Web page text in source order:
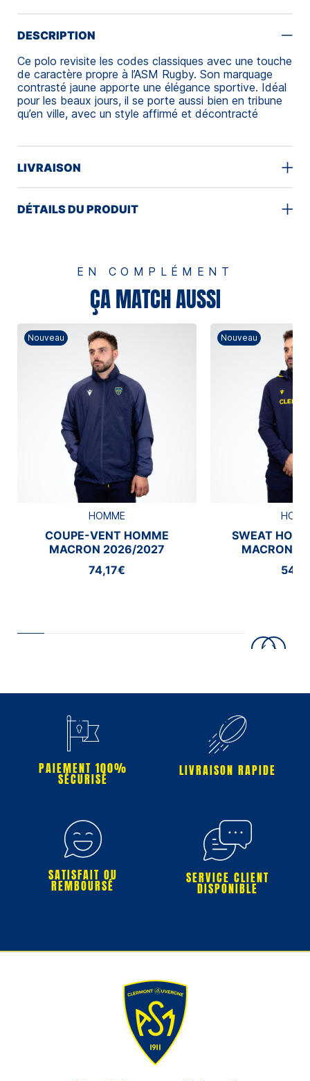
DESCRIPTION
Ce polo revisite les codes classiques avec une touche
de caractère propre à l’ASM Rugby. Son marquage
contrasté jaune apporte une élégance sportive. Idéal
pour les beaux jours, il se porte aussi bien en tribune
qu’en ville, avec un style affirmé et décontracté
LIVRAISON
DÉTAILS DU PRODUIT
EN COMPLÉMENT
ÇA MATCH AUSSI
Nouveau
HOMME
COUPE-VENT HOMME
MACRON 2026/2027
74,17€
Nouveau
SWEAT
MACRON
PAIEMENT 100%
SÉCURISÉ
LIVRAISON RAPIDE
SATISFAIT OU
REMBOURSÉ SERVICE CLIENT
DISPONIBLE